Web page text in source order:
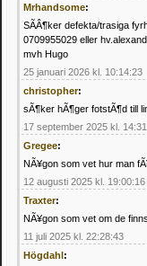
Mrhandsome:
SÃÂ¶ker defekta/trasiga
0709955029 eller
mvh Hugo
25 januari 2026 kl. 10:14:23
christopher:
sÃ¶ker hÃ¶ger fotstÃ¶d till
17 september 2025 kl.
Gregee:
NÃ¥gon som vet hur man
12 augusti 2025 kl. 19:00:16
Traxter:
NÃ¥gon som vet om de
11 juli 2025 kl. 22:28:43
Högdahl: